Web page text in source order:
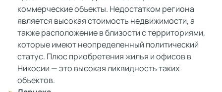
коммерческие объекты. Недостатком региона
является высокая стоимость недвижимости, а
также расположение в близости с территориями,
которые имеют неопределенный политический
статус. Плюс приобретения жилья и офисов в
Никосии — это высокая ликвидность таких
объектов.